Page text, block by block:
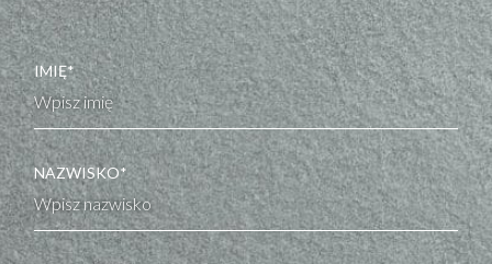
IMIĘ*
NAZWISKO*